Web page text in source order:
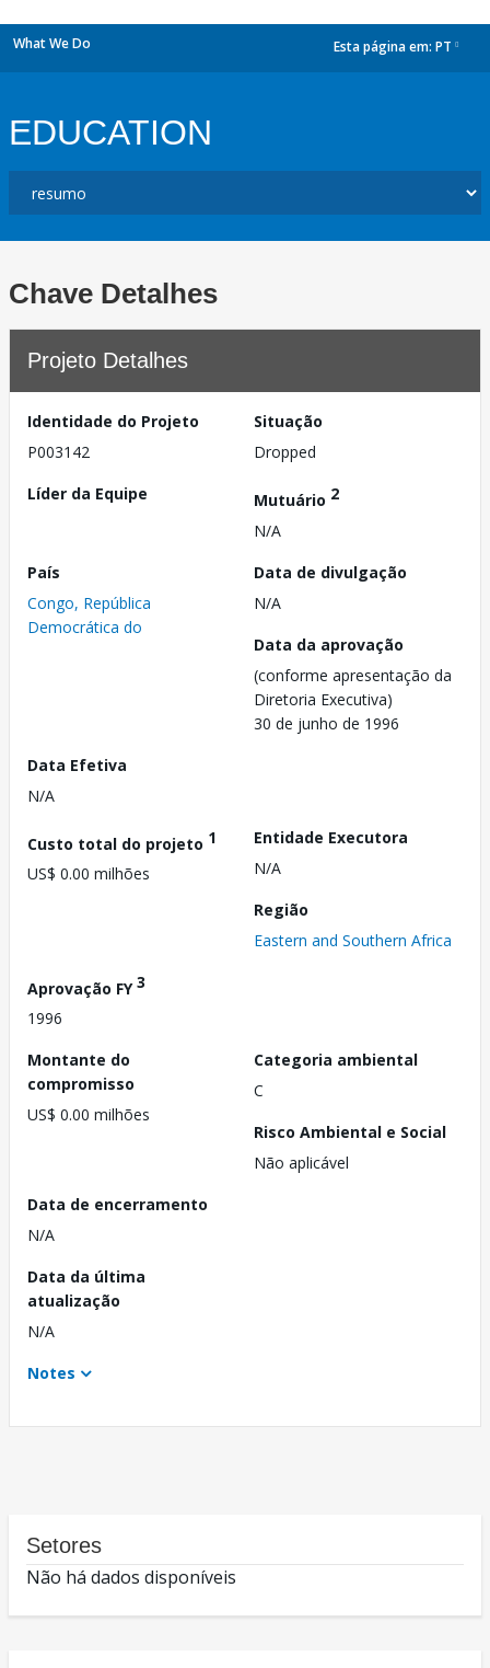
What We Do Esta página em: PT
EDUCATION
Chave Detalhes
Projeto Detalhes
Identidade do Projeto
P003142
Situação
Dropped
Líder da Equipe
Mutuário 2
N/A
País
Congo, República
Democrática do
Data de divulgação
N/A
Data da aprovação
(conforme apresentação da
Diretoria Executiva)
30 de junho de 1996
Data Efetiva
N/A
Custo total do projeto 1
US$ 0.00 milhões
Entidade Executora
N/A
Região
Eastern and Southern Africa
Aprovação FY3
1996
Montante do
compromisso
US$ 0.00 milhões
Categoria ambiental
C
Risco Ambiental e Social
Não aplicável
Data de encerramento
N/A
Data da última
atualização
N/A
Notes
Setores
Não há dados disponíveis